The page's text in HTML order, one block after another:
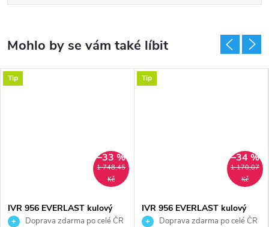
Tip
1 748,45
Kč
–33 %
IVR 956 EVERLAST kulový
kohout FM2", závitový,
Doprava zdarma po celé ČR
Tip
1 170,07
Kč
–34 %
IVR 956 EVERLAST kulový
kohout FM6/4", závitový,
Doprava zdarma po celé ČR